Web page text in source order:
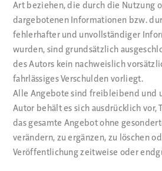
Art beziehen, die durch die Nutzung
dargebotenen Informationen bzw.
fehlerhafter und unvollständiger
wurden, sind grundsätzlich
des Autors kein nachweislich
fahrlässiges Verschulden vorliegt.
Alle Angebote sind freibleibend und
Autor behält es sich ausdrücklich vor,
das gesamte Angebot ohne
verändern, zu ergänzen, zu löschen
Veröffentlichung zeitweise oder